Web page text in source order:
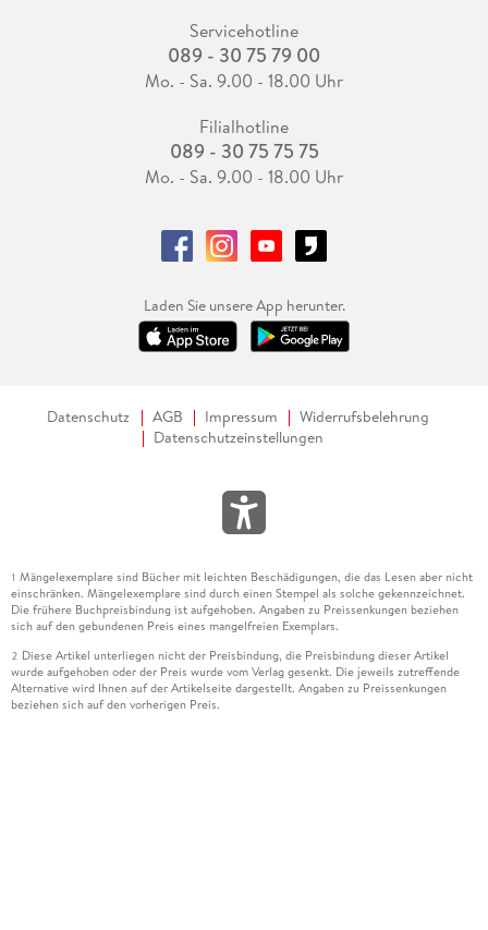
Servicehotline
089 - 30 75 79 00
Mo. - Sa. 9.00 - 18.00 Uhr
Filialhotline
089 - 30 75 75 75
Mo. - Sa. 9.00 - 18.00 Uhr
Laden Sie unsere App herunter.
Datenschutz AGB Impressum
Widerrufsbelehrung
Datenschutzeinstellungen
1 Mängelexemplare sind Bücher mit leichten Beschädigungen, die das Lesen aber nicht
einschränken. Mängelexemplare sind durch einen Stempel als solche gekennzeichnet.
Die frühere Buchpreisbindung ist aufgehoben. Angaben zu Preissenkungen beziehen
sich auf den gebundenen Preis eines mangelfreien Exemplars.
2 Diese Artikel unterliegen nicht der Preisbindung, die Preisbindung dieser Artikel
wurde aufgehoben oder der Preis wurde vom Verlag gesenkt. Die jeweils zutreffende
Alternative wird Ihnen auf der Artikelseite dargestellt. Angaben zu Preissenkungen
beziehen sich auf den vorherigen Preis.